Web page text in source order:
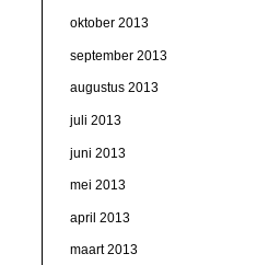
oktober 2013
september 2013
augustus 2013
juli 2013
juni 2013
mei 2013
april 2013
maart 2013